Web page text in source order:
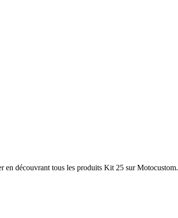
en découvrant tous les produits Kit 25 sur Motocustom.